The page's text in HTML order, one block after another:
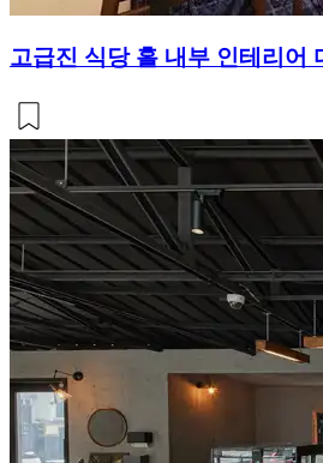
고급진 식당 홀 내부 인테리어